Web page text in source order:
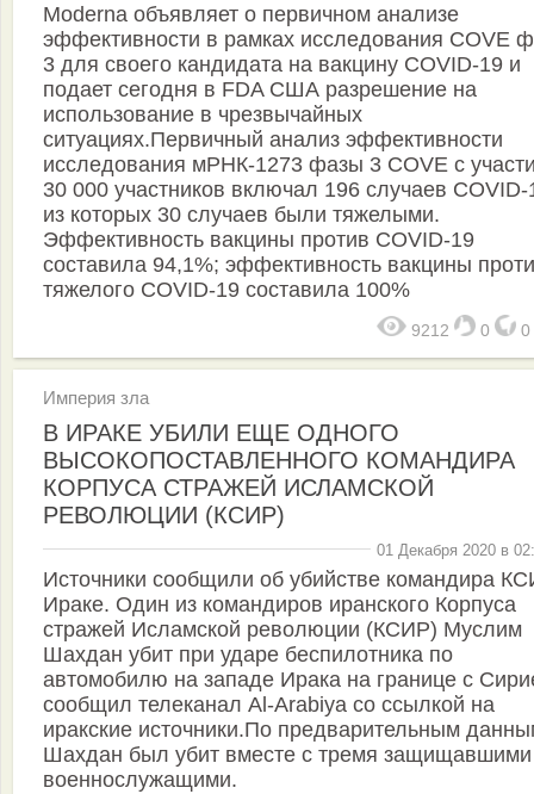
Moderna объявляет о первичном анализе
эффективности в рамках исследования COVE
3 для своего кандидата на вакцину COVID-19 и
подает сегодня в FDA США разрешение на
использование в чрезвычайных
ситуациях.Первичный анализ эффективности
исследования мРНК-1273 фазы 3 COVE с
30 000 участников включал 196 случаев COVID-
из которых 30 случаев были тяжелыми.
Эффективность вакцины против COVID-19
составила 94,1%; эффективность вакцины
тяжелого COVID-19 составила 100%
9212 0 0
Империя зла
В ИРАКЕ УБИЛИ ЕЩЕ ОДНОГО
ВЫСОКОПОСТАВЛЕННОГО КОМАНДИРА
КОРПУСА СТРАЖЕЙ ИСЛАМСКОЙ
РЕВОЛЮЦИИ (КСИР)
01 Декабря 2020 в
Источники сообщили об убийстве командира
Ираке. Один из командиров иранского Корпуса
стражей Исламской революции (КСИР) Муслим
Шахдан убит при ударе беспилотника по
автомобилю на западе Ирака на границе с
сообщил телеканал Al-Arabiya со ссылкой на
иракские источники.По предварительным
Шахдан был убит вместе с тремя защищавшими
военнослужащими.